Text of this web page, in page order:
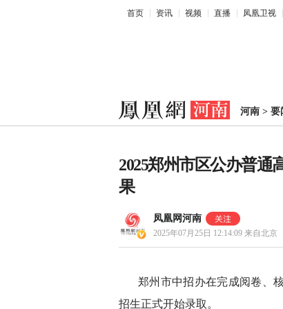
首页 资讯 视频 直播 凤凰卫视
河南 > 要
2025郑州市区公办普通
果
凤凰网河南
2025年07月25日 12:14:09 来自北京
郑州市中招办在完成阅卷、
招生正式开始录取。